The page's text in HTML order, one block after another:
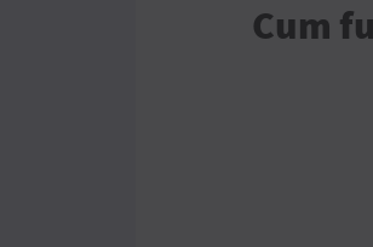
Cum